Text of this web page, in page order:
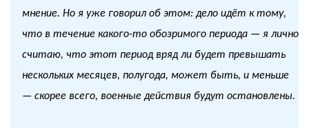
мнение. Но я уже говорил об этом: дело идёт к тому,
что в течение какого-то обозримого периода — я лично
считаю, что этот период вряд ли будет превышать
нескольких месяцев, полугода, может быть, и меньше
— скорее всего, военные действия будут остановлены.